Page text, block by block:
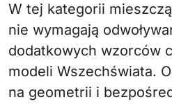
W tej kategorii
nie wymagają
dodatkowych wzorców
modeli Wszechświata.
na geometrii i